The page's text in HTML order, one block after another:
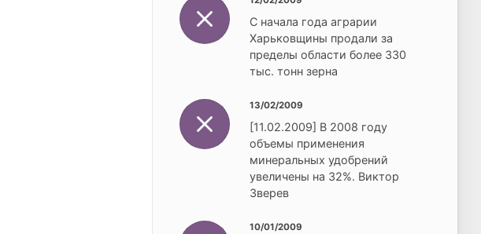
С начала года аграрии
Харьковщины продали за
пределы области более 330
тыс. тонн зерна
13/02/2009
[11.02.2009] В 2008 году
объемы применения
минеральных удобрений
увеличены на 32%. Виктор
Зверев
10/01/2009